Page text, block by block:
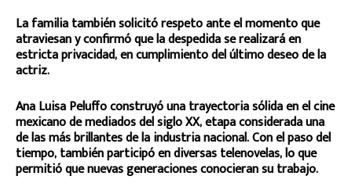
La familia también solicitó respeto ante el momento que
atraviesan y confirmó que la despedida se realizará en
estricta privacidad, en cumplimiento del último deseo de la
actriz.
Ana Luisa Peluffo construyó una trayectoria sólida en el cine
mexicano de mediados del siglo XX, etapa considerada una
de las más brillantes de la industria nacional. Con el paso del
tiempo, también participó en diversas telenovelas, lo que
permitió que nuevas generaciones conocieran su trabajo.